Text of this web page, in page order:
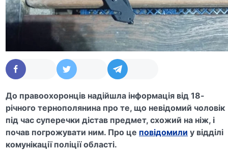
До правоохоронців надійшла інформація від 18-
річного тернополянина про те, що невідомий чоловік
під час суперечки дістав предмет, схожий на ніж, і
почав погрожувати ним. Про це повідомили у відділі
комунікації поліції області.